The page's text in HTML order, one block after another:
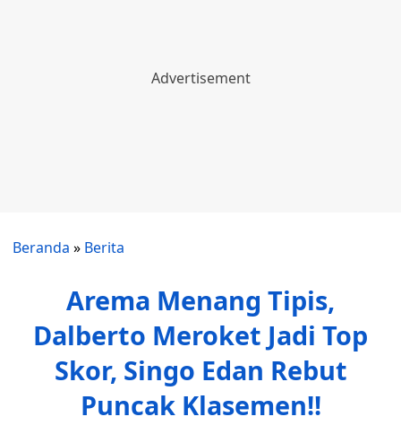
Beranda » Berita
Arema Menang Tipis,
Dalberto Meroket Jadi Top
Skor, Singo Edan Rebut
Puncak Klasemen!!